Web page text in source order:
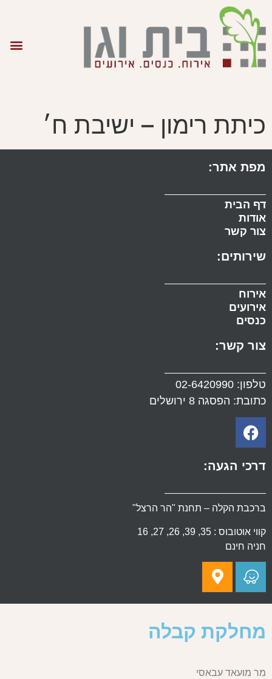
כיתת רימון – ישיבת ח׳
מפת אתר:
דף הבית
אודות
צור קשר
שירותים:
אירוח
אירועים
כנסים
צור קשר:
טלפון: 02-6420990
כתובת: הפסגה 8 ירושלים
דרכי הגעה:
ברכבת הקלה – תחנת "הר הרצל"
קווי אוטובוס : 35, 39, 26, 27, 16
חניה חינם
מחלקת קבלה
מר מועאד עבאסי